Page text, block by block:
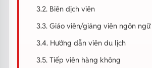
3.2. Biên dịch viên
3.3. Giáo viên/giảng viên ngôn
3.4. Hướng dẫn viên du lịch
3.5. Tiếp viên hàng không